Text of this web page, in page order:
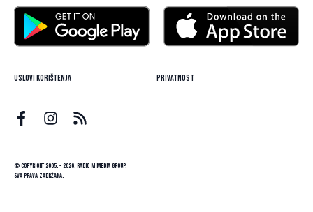
Uslovi korištenja Privatnost
© Copyright 2005. - 2026. Radio M Media Group.
Sva prava zadržana.